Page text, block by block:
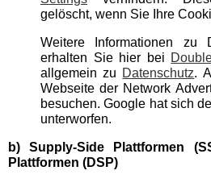
Karnevalskirmes Hagen
Kirmes am Stadion an der
Hafenstraße Essen
Palmkirmes
gelöscht, wenn Sie Ihre
Weitere Informationen zu
erhalten Sie hier bei
allgemein zu Datenschutz.
Webseite der Network
besuchen. Google hat sich
unterworfen.
b) Supply-Side Plattformen
Plattformen (DSP)